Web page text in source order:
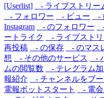
[Userlist]
- ライブストリー
- フォロワー
- ビュー -
Instagram
- のフォロワー
ートライク
- ライブスト
再投稿
- の保存 - のマス
想
- その他のサービス -
ムの閲覧数
- テレグラム
報紹介
- チャンネルをブー
電報ボットスタート
- 電